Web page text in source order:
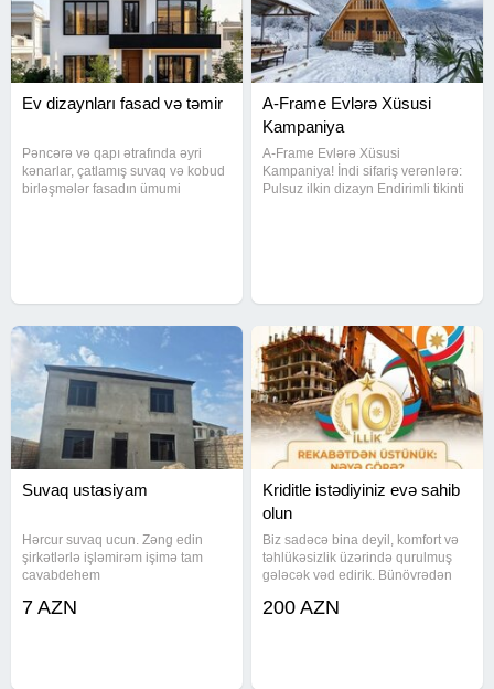
Ev dizaynları fasad və təmir
Pəncərə və qapı ətrafında əyri
kənarlar, çatlamış suvaq və kobud
birləşmələr fasadın ümumi
A-Frame Evlərə Xüsusi
Kampaniya
A-Frame Evlərə Xüsusi
Kampaniya! İndi sifariş verənlərə:
Pulsuz ilkin dizayn Endirimli tikinti
Suvaq ustasiyam
Hərcur suvaq ucun. Zəng edin
şirkətlərlə işləmirəm işimə tam
cavabdehem
7 AZN
Kriditle istədiyiniz evə sahib
olun
Biz sadəcə bina deyil, komfort və
təhlükəsizlik üzərində qurulmuş
gələcək vəd edirik. Bünövrədən
detalda yüksək standartlar və 10
200 AZN